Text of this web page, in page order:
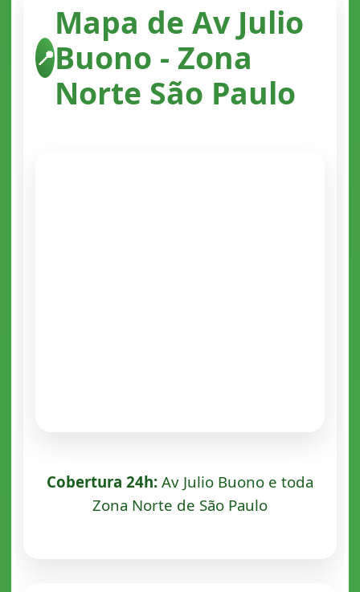
📍
Mapa de Av Julio
Buono - Zona
Norte São Paulo
Cobertura 24h:Av Julio Buono e toda
Zona Norte de São Paulo